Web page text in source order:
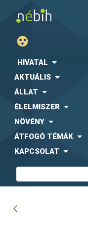
HIVATAL
AKTUÁLIS
ÁLLAT
ÉLELMISZER
NÖVÉNY
ÁTFOGÓ TÉMÁK
KAPCSOLAT